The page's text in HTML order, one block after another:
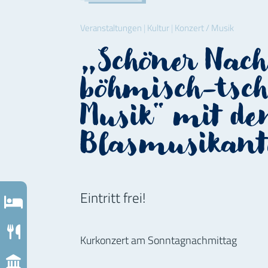
Veranstaltungen | Kultur| Konzert / Musik
„Schöner
böhmisch-
Musik“ mit
Eintritt frei!
Kurkonzert am Sonntagnachmittag